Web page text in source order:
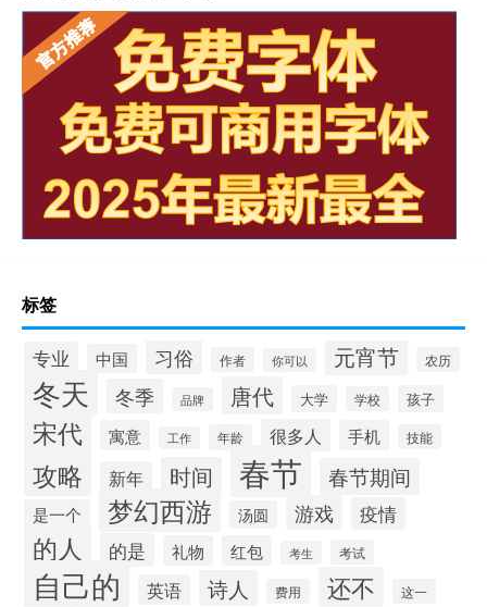
标签
专业 中国 习俗 作者 你可以 元宵节 农历
冬天 冬季 品牌 唐代 大学 学校 孩子
宋代 寓意 工作 年龄 很多人 手机 技能
攻略 新年 时间 春节 春节期间
是一个 梦幻西游 汤圆 游戏 疫情
的人 的是 礼物 红包 考生 考试
自己的 英语 诗人 费用 还不 这一